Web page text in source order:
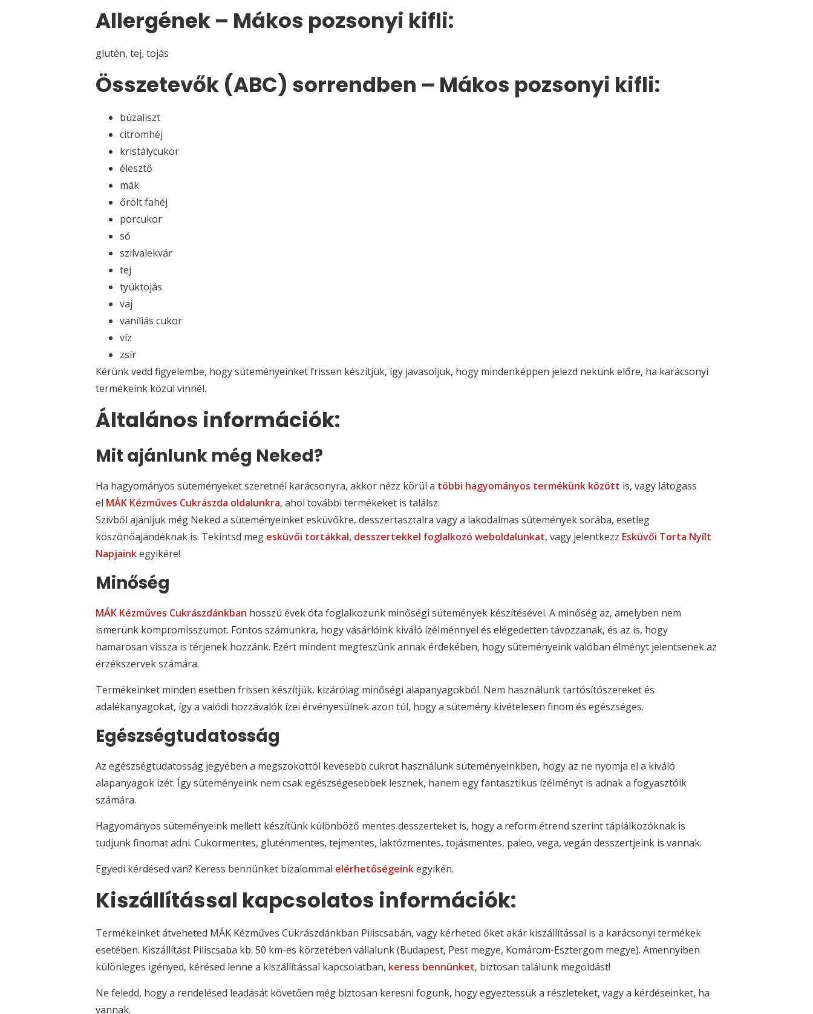
Allergének – Mákos pozsonyi kifli:
glutén, tej, tojás
Összetevők (ABC) sorrendben – Mákos pozsonyi kifli:
búzaliszt
citromhéj
kristálycukor
élesztő
mák
őrölt fahéj
porcukor
só
szilvalekvár
tej
tyúktojás
vaj
vaníliás cukor
víz
zsír
Kérünk vedd figyelembe, hogy süteményeinket frissen készítjük, így javasoljuk, hogy mindenképpen jelezd nekünk előre, ha karácsonyi
termékeink közül vinnél.
Általános információk:
Mit ajánlunk még Neked?
Ha hagyományos süteményeket szeretnél karácsonyra, akkor nézz körül a többi hagyományos termékünk között is, vagy látogass
el MÁK Kézműves Cukrászda oldalunkra, ahol további termékeket is találsz.
Szívből ajánljuk még Neked a süteményeinket esküvőkre, desszertasztalra vagy a lakodalmas sütemények sorába, esetleg
köszönőajándéknak is. Tekintsd meg esküvői tortákkal, desszertekkel foglalkozó weboldalunkat, vagy jelentkezz Esküvői Torta Nyílt
Napjainkegyikére!
Minőség
MÁK Kézműves Cukrászdánkban hosszú évek óta foglalkozunk minőségi sütemények készítésével. A minőség az, amelyben nem
ismerünk kompromisszumot. Fontos számunkra, hogy vásárlóink kiváló ízélménnyel és elégedetten távozzanak, és az is, hogy
hamarosan vissza is térjenek hozzánk. Ezért mindent megteszünk annak érdekében, hogy süteményeink valóban élményt jelentsenek az
érzékszervek számára.
Termékeinket minden esetben frissen készítjük, kizárólag minőségi alapanyagokból. Nem használunk tartósítószereket és
adalékanyagokat, így a valódi hozzávalók ízei érvényesülnek azon túl, hogy a sütemény kivételesen finom és egészséges.
Egészségtudatosság
Az egészségtudatosság jegyében a megszokottól kevesebb cukrot használunk süteményeinkben, hogy az ne nyomja el a kiváló
alapanyagok ízét. Így süteményeink nem csak egészségesebbek lesznek, hanem egy fantasztikus ízélményt is adnak a fogyasztóik
számára.
Hagyományos süteményeink mellett készítünk különböző mentes desszerteket is, hogy a reform étrend szerint táplálkozóknak is
tudjunk finomat adni. Cukormentes, gluténmentes, tejmentes, laktózmentes, tojásmentes, paleo, vega, vegán desszertjeink is vannak.
Egyedi kérdésed van? Keress bennünket bizalommal elérhetőségeinkegyikén.
Kiszállítással kapcsolatos információk:
Termékeinket átveheted MÁK Kézműves Cukrászdánkban Piliscsabán, vagy kérheted őket akár kiszállítással is a karácsonyi termékek
esetében. Kiszállítást Piliscsaba kb. 50 km-es körzetében vállalunk (Budapest, Pest megye, Komárom-Esztergom megye). Amennyiben
különleges igényed, kérésed lenne a kiszállítással kapcsolatban, keress bennünket, biztosan találunk megoldást!
Ne feledd, hogy a rendelésed leadását követően még biztosan keresni fogunk, hogy egyeztessük a részleteket, vagy a kérdéseinket, ha
vannak.